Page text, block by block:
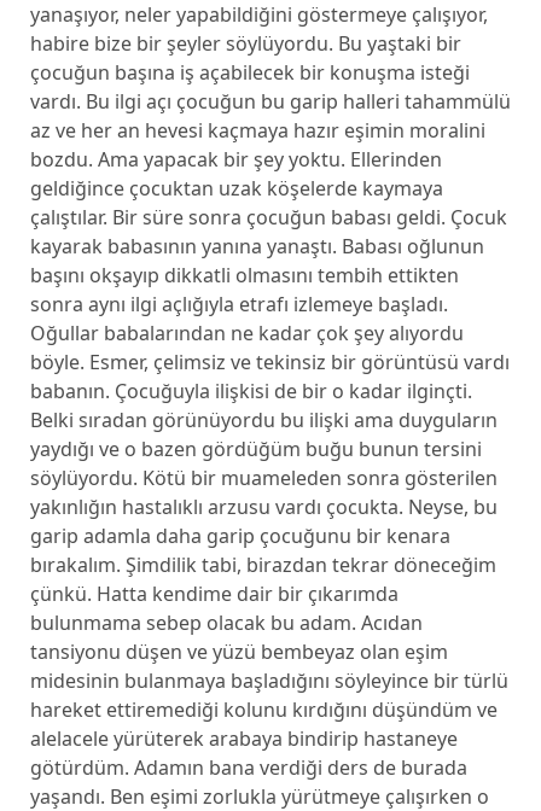
yanaşıyor, neler yapabildiğini göstermeye çalışıyor,
habire bize bir şeyler söylüyordu. Bu yaştaki bir
çocuğun başına iş açabilecek bir konuşma isteği
vardı. Bu ilgi açı çocuğun bu garip halleri tahammülü
az ve her an hevesi kaçmaya hazır eşimin moralini
bozdu. Ama yapacak bir şey yoktu. Ellerinden
geldiğince çocuktan uzak köşelerde kaymaya
çalıştılar. Bir süre sonra çocuğun babası geldi. Çocuk
kayarak babasının yanına yanaştı. Babası oğlunun
başını okşayıp dikkatli olmasını tembih ettikten
sonra aynı ilgi açlığıyla etrafı izlemeye başladı.
Oğullar babalarından ne kadar çok şey alıyordu
böyle. Esmer, çelimsiz ve tekinsiz bir görüntüsü vardı
babanın. Çocuğuyla ilişkisi de bir o kadar ilginçti.
Belki sıradan görünüyordu bu ilişki ama duyguların
yaydığı ve o bazen gördüğüm buğu bunun tersini
söylüyordu. Kötü bir muameleden sonra gösterilen
yakınlığın hastalıklı arzusu vardı çocukta. Neyse, bu
garip adamla daha garip çocuğunu bir kenara
bırakalım. Şimdilik tabi, birazdan tekrar döneceğim
çünkü. Hatta kendime dair bir çıkarımda
bulunmama sebep olacak bu adam. Acıdan
tansiyonu düşen ve yüzü bembeyaz olan eşim
midesinin bulanmaya başladığını söyleyince bir türlü
hareket ettiremediği kolunu kırdığını düşündüm ve
alelacele yürüterek arabaya bindirip hastaneye
götürdüm. Adamın bana verdiği ders de burada
yaşandı. Ben eşimi zorlukla yürütmeye çalışırken o